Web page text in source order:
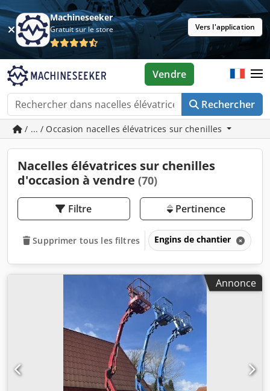
Machineseeker
Gratuit sur le store Vers l'application
Rechercher
Vendre
/ ... / Occasion nacelles élévatrices sur chenilles
Nacelles élévatrices sur chenilles
d'occasion à vendre (70)
Filtre Pertinence
Supprimer tous les filtres Engins de chantier
Annonce